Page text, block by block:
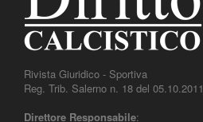
Rivista Giuridico - Sportiva
Reg. Trib. Salerno n. 18 del 05.10.2011
Direttore Responsabile: